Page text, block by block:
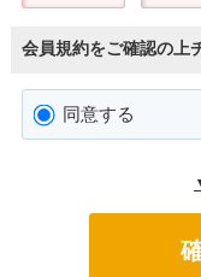
会員規約をご確認の上
同意する